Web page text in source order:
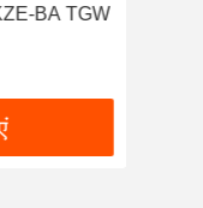
BA TGW